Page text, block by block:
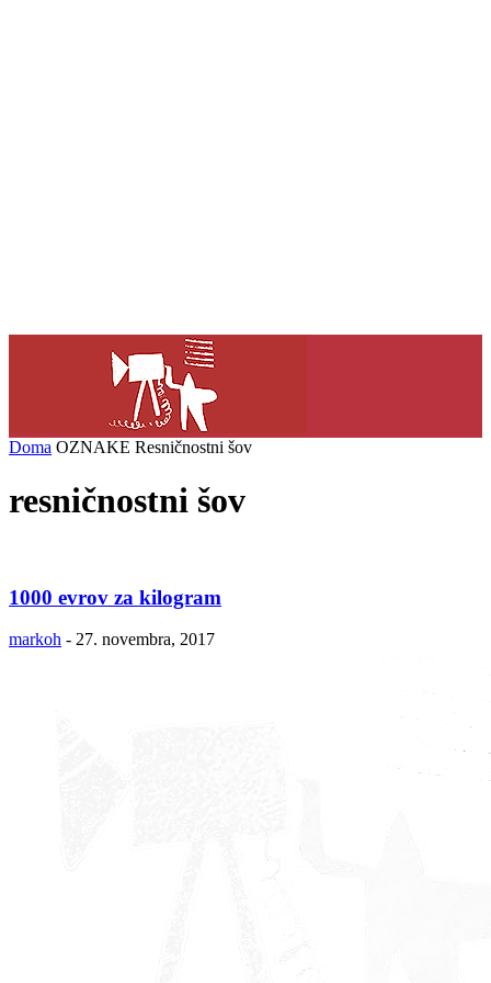
Doma OZNAKE Resničnostni šov
resničnostni šov
1000 evrov za kilogram
markoh - 27. novembra, 2017